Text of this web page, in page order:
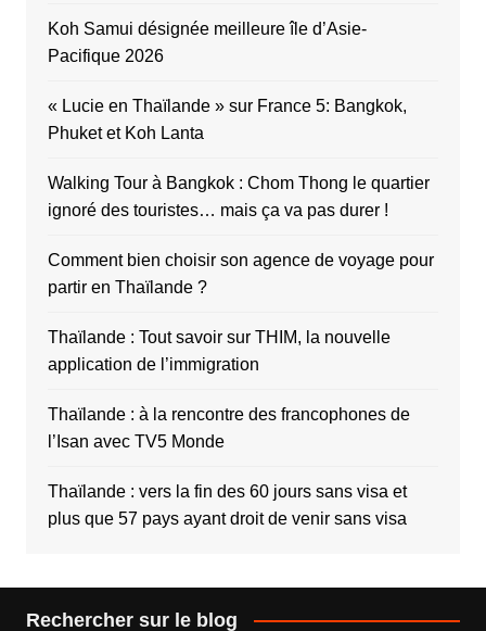
Koh Samui désignée meilleure île d’Asie-
Pacifique 2026
« Lucie en Thaïlande » sur France 5: Bangkok,
Phuket et Koh Lanta
Walking Tour à Bangkok : Chom Thong le quartier
ignoré des touristes… mais ça va pas durer !
Comment bien choisir son agence de voyage pour
partir en Thaïlande ?
Thaïlande : Tout savoir sur THIM, la nouvelle
application de l’immigration
Thaïlande : à la rencontre des francophones de
l’Isan avec TV5 Monde
Thaïlande : vers la fin des 60 jours sans visa et
plus que 57 pays ayant droit de venir sans visa
Rechercher sur le blog